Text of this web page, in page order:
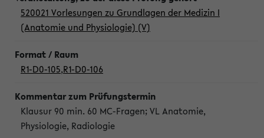
520021 Vorlesungen zu Grundlagen der Medizin I
(Anatomie und Physiologie) (V)
R1-D0-105,R1-D0-106
Klausur 90 min. 60 MC-Fragen; VL Anatomie,
Physiologie, Radiologie